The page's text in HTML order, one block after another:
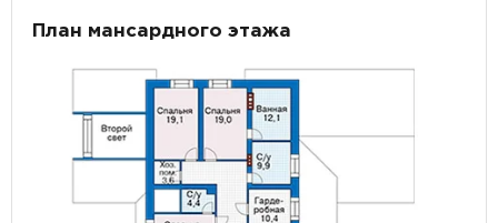
План мансардного этажа